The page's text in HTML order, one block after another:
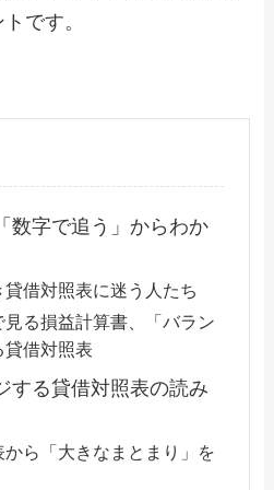
です。
数字で追う」からわか
貸借対照表に迷う人たち
見る損益計算書、「バラン
貸借対照表
する貸借対照表の読み
から「大きなまとまり」を